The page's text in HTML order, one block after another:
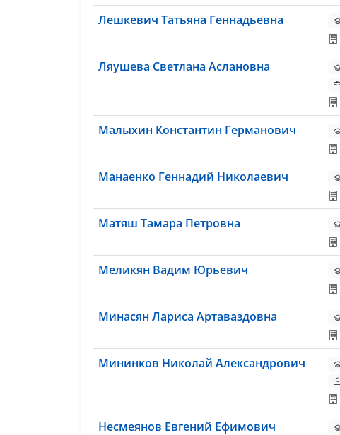
Лешкевич Татьяна Геннадьевна
Ляушева Светлана Аслановна
Малыхин Константин Германович
Манаенко Геннадий Николаевич
Матяш Тамара Петровна
Меликян Вадим Юрьевич
Минасян Лариса Артаваздовна
Мининков Николай Александрович
Несмеянов Евгений Ефимович